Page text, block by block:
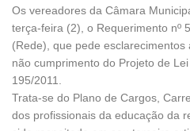
Os vereadores da Câmara
terça-feira (2), o Requerimento nº
(Rede), que pede
não cumprimento do Projeto de
195/2011.
Trata-se do Plano de Cargos,
dos profissionais da educação da